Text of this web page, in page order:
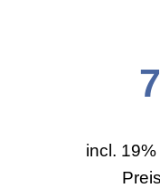
incl.